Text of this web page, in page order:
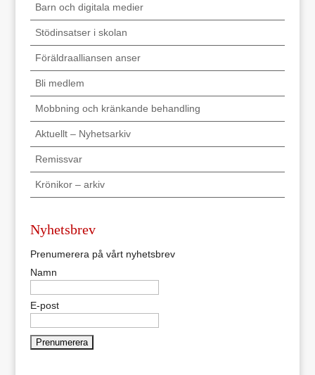
Barn och digitala medier
Stödinsatser i skolan
Föräldraalliansen anser
Bli medlem
Mobbning och kränkande behandling
Aktuellt – Nyhetsarkiv
Remissvar
Krönikor – arkiv
Nyhetsbrev
Prenumerera på vårt nyhetsbrev
Namn
E-post